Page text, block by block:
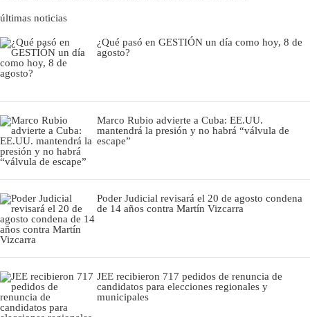
últimas noticias
¿Qué pasó en GESTIÓN un día como hoy, 8 de
agosto?
Marco Rubio advierte a Cuba: EE.UU.
mantendrá la presión y no habrá “válvula de
escape”
Poder Judicial revisará el 20 de agosto condena
de 14 años contra Martín Vizcarra
JEE recibieron 717 pedidos de renuncia de
candidatos para elecciones regionales y
municipales